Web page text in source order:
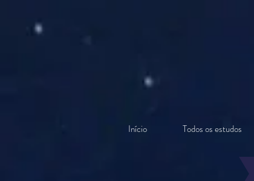
Início Todos os estudos